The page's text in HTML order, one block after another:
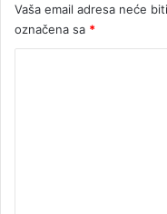
Vaša email adresa neće
označena sa *